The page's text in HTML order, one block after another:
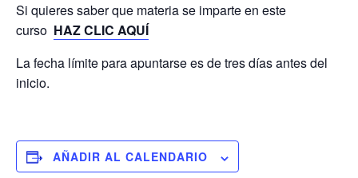
Si quieres saber que materia se imparte en este
curso HAZ CLIC AQUÍ
La fecha límite para apuntarse es de tres días antes del
inicio.
AÑADIR AL CALENDARIO